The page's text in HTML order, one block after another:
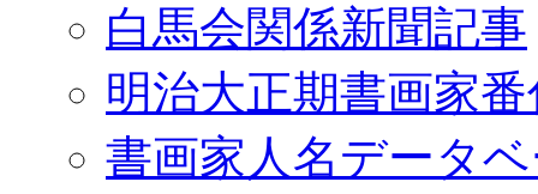
白馬会関係新聞記事
明治大正期書画家
書画家人名データ